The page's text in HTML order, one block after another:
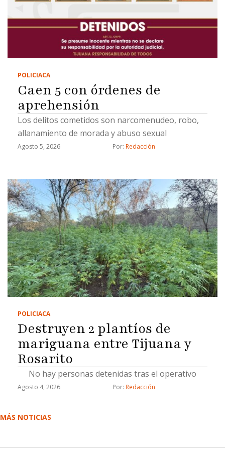
POLICIACA
Caen 5 con órdenes de
aprehensión
Los delitos cometidos son narcomenudeo, robo,
allanamiento de morada y abuso sexual
Agosto 5, 2026 Por: Redacción
POLICIACA
Destruyen 2 plantíos de
mariguana entre Tijuana y
Rosarito
No hay personas detenidas tras el operativo
Agosto 4, 2026 Por: Redacción
MÁS NOTICIAS